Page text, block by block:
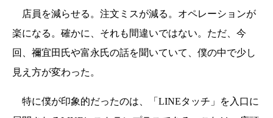
店員を減らせる。注文ミスが減る。オペレーションが
楽になる。確かに、それも間違いではない。ただ、今
回、禰宜田氏や富永氏の話を聞いていて、僕の中で少し
見え方が変わった。
特に僕が印象的だったのは、「LINEタッチ」を入口に